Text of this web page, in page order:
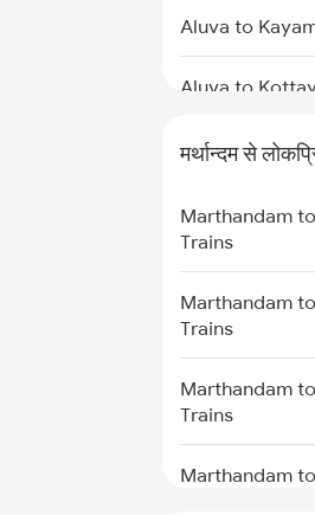
Aluva to
Aluva to
Aluva to
Aluva to
Aluva to
Aluva to
Aluva to
Aluva to
मर्थान्दम से
Marthandam
Trains
Marthandam
Trains
Marthandam
Trains
Marthandam